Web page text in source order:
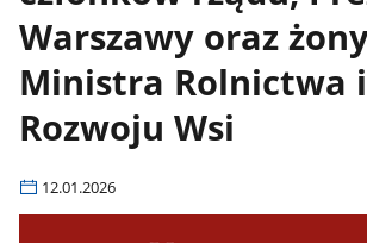
Warszawy oraz
Ministra Rolnictwa i
Rozwoju Wsi
12.01.2026